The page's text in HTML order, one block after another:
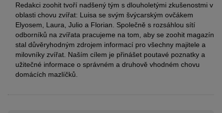
Redakci zoohit tvoří nadšený tým s dlouholetými zkušenostmi v
oblasti chovu zvířat: Luisa se svým švýcarským ovčákem
Elyosem, Laura, Julio a Florian. Společně s rozsáhlou sítí
odborníků na zvířata pracujeme na tom, aby se zoohit magazín
stal důvěryhodným zdrojem informací pro všechny majitele a
milovníky zvířat. Naším cílem je přinášet poutavé poznatky a
užitečné informace o správném a druhově vhodném chovu
domácích mazlíčků.